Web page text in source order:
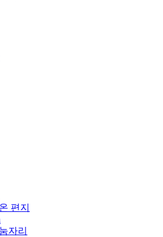
편지
자리